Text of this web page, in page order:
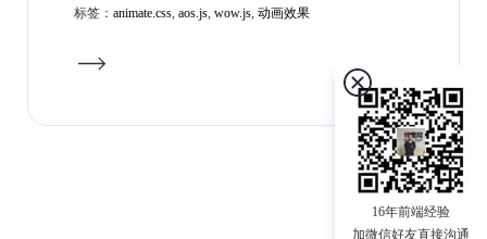
标签： animate.css, aos.js, wow.js, 动画效果
16年前端经验
加微信好友直接沟通